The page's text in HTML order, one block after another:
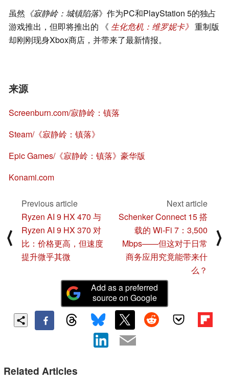
虽然 《寂静岭：城镇陷落》作为PC和PlayStation 5的独占
游戏推出， 但即将推出的 《 生化危机：维罗妮卡》 重制版
却刚刚现身Xbox商店，并带来了最新情报。
来源
Screenburn.com/寂静岭：镇落
Steam/《寂静岭：镇落》
Epic Games/《寂静岭：镇落》豪华版
Konami.com
⟨
Previous article
Ryzen AI 9 HX 470 与
Ryzen AI 9 HX 370 对
比：价格更高，但速度
提升微乎其微
Next article
Schenker Connect 15 搭
载的 Wi-Fi 7：3,500
Mbps——但这对于日常
商务应用究竟能带来什
么？
⟩
Add as a preferred
source on Google
Related Articles